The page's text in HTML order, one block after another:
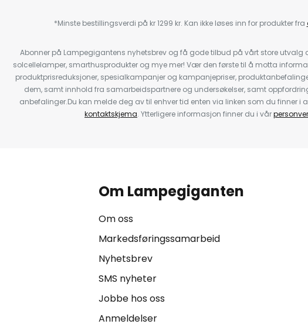
*Minste bestillingsverdi på kr 1299 kr. Kan ikke løses inn for produkter fra
Abonner på Lampegigantens nyhetsbrev og få gode tilbud på vårt store utvalg
solcellelamper, smarthusprodukter og mye mer! Vær den første til å motta
produktprisreduksjoner, spesialkampanjer og kampanjepriser,
dem, samt innhold fra samarbeidspartnere og undersøkelser, samt
anbefalinger.Du kan melde deg av til enhver tid enten via linken som du finner i
kontaktskjema. Ytterligere informasjon finner du i vår
Om Lampegiganten
Om oss
Markedsføringssamarbeid
Nyhetsbrev
SMS nyheter
Jobbe hos oss
Anmeldelser